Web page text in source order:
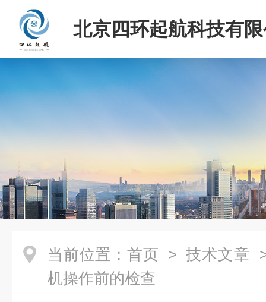
北京四环起航科技有
当前位置： 首页 > 技术文章
机操作前的检查